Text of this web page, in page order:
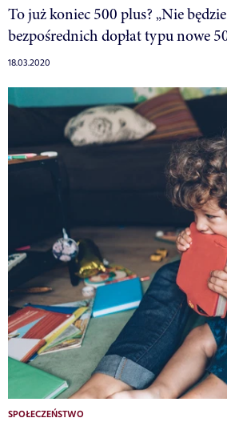
To już koniec 500 plus? „Nie
bezpośrednich dopłat typu nowe
18.03.2020
SPOŁECZEŃSTWO